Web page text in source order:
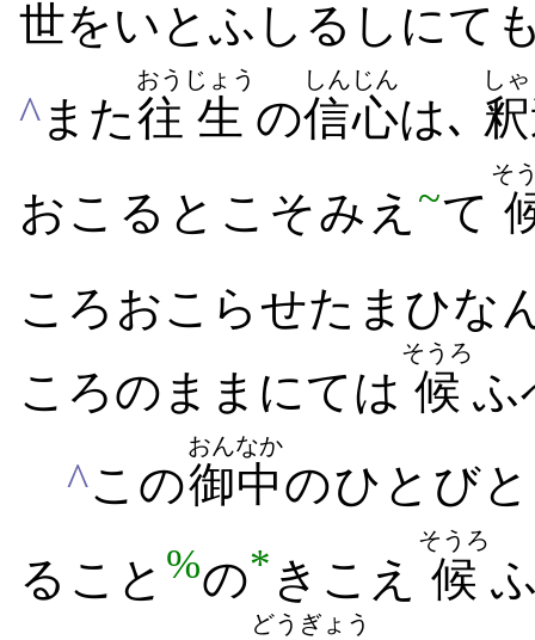
世を​いとふ​しるし​にて
^また往
おう
生
じょう
の信心
しんじん
は､ 釈
しゃ
おこる​と​こそ​みえ ~て
そ
ころ​おこら​せたまひ​な
ころ​の​まま​にては 候
そうろ
ふ​
^この御中
おんなか
の​ひとび
る​こと %の* きこえ 候
そうろ
どう ぎょう